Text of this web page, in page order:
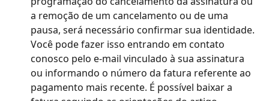
a remoção de um cancelamento ou de uma
pausa, será necessário confirmar sua identidade.
Você pode fazer isso entrando em contato
conosco pelo e-mail vinculado à sua assinatura
ou informando o número da fatura referente ao
pagamento mais recente. É possível baixar a